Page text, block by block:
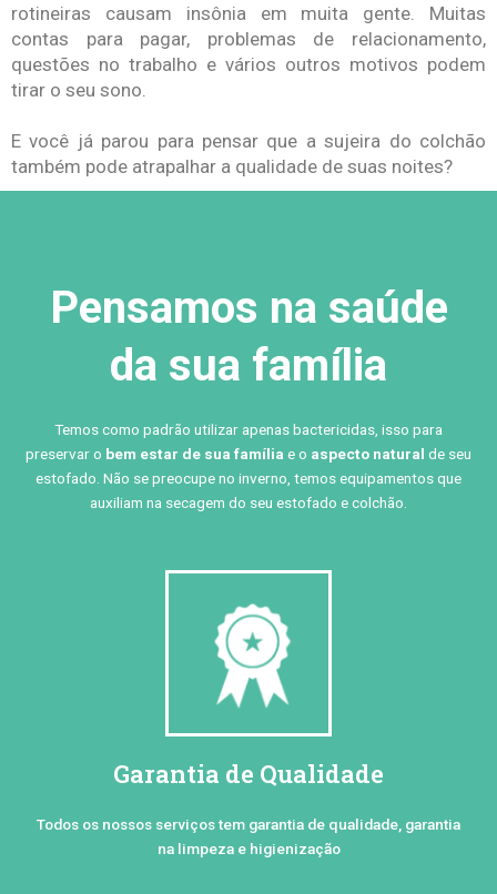
rotineiras causam insônia em muita gente. Muitas
contas para pagar, problemas de relacionamento,
questões no trabalho e vários outros motivos podem
tirar o seu sono.
E você já parou para pensar que a sujeira do colchão
também pode atrapalhar a qualidade de suas noites?
Pensamos na saúde
da sua família
Temos como padrão utilizar apenas bactericidas, isso para
preservar o bem estar de sua família e o aspecto natural de seu
estofado. Não se preocupe no inverno, temos equipamentos que
auxiliam na secagem do seu estofado e colchão.
Garantia de Qualidade
Todos os nossos serviços tem garantia de qualidade, garantia
na limpeza e higienização